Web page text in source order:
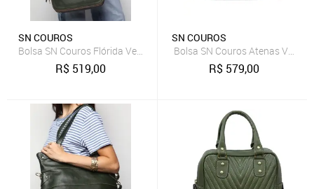
SN COUROS
Bolsa SN Couros Flórida Verde/Marrom
R$ 519,00
SN COUROS
Bolsa SN Couros Atenas
R$ 579,00